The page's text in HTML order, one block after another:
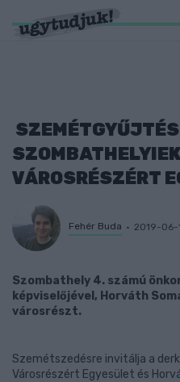
VÁROSRÉSZÉRT
Fehér Buda 2019-06-
Szombathely 4. számú
képviselőjével, Horváth
városrészt.
Szemétszedésre invitálja a
Városrészért Egyesület és